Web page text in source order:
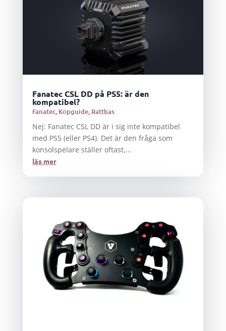
Fanatec CSL DD på PS5: är den
kompatibel?
Fanatec, Köpguide, Rattbas
Nej: Fanatec CSL DD är i sig inte kompatibel
med PS5 (eller PS4). Det är den fråga som
konsolspelare ställer oftast,...
läs mer